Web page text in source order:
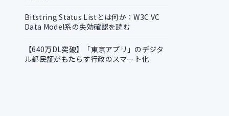
Bitstring Status Listとは何か：W3C VC
Data Model系の失効確認を読む
【640万DL突破】「東京アプリ」のデジタ
ル都民証がもたらす行政のスマート化